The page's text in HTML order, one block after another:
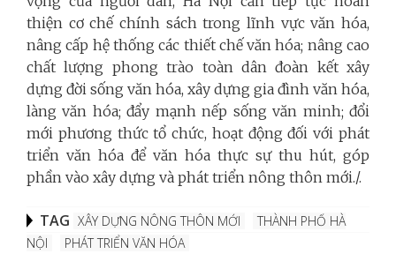
thiện cơ chế chính sách trong lĩnh vực văn hóa,
nâng cấp hệ thống các thiết chế văn hóa; nâng cao
chất lượng phong trào toàn dân đoàn kết xây
dựng đời sống văn hóa, xây dựng gia đình văn hóa,
làng văn hóa; đẩy mạnh nếp sống văn minh; đổi
mới phương thức tổ chức, hoạt động đối với phát
triển văn hóa để văn hóa thực sự thu hút, góp
phần vào xây dựng và phát triển nông thôn mới./.
TAG XÂY DỰNG NÔNG THÔN MỚI
THÀNH PHỐ HÀ
NỘI
PHÁT TRIỂN VĂN HÓA